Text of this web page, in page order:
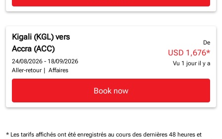
Kigali (KGL) vers
Accra (ACC)
24/08/2026 - 18/09/2026
Aller-retour
Affaires
De
USD 1,676*
Vu 1 jour il y a
Book now
* Les tarifs affichés ont été enregistrés au cours des dernières 48 heures et